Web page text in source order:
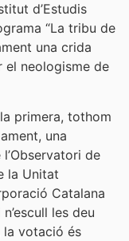
d’Estudis
“La tribu de
una crida
neologisme de
primera, tothom
una
de
la Unitat
Catalana
les deu
la votació és